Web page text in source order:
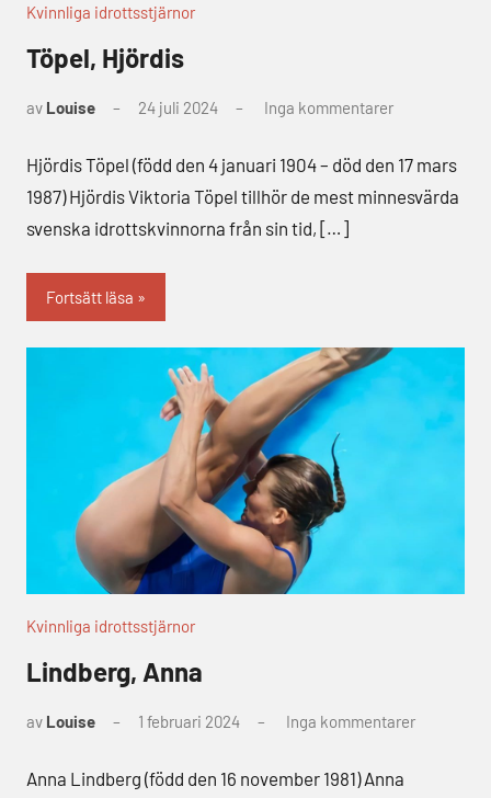
Kvinnliga idrottsstjärnor
Töpel, Hjördis
av Louise 24 juli 2024 Inga kommentarer
Hjördis Töpel (född den 4 januari 1904 – död den 17 mars
1987) Hjördis Viktoria Töpel tillhör de mest minnesvärda
svenska idrottskvinnorna från sin tid, […]
Fortsätt läsa
Kvinnliga idrottsstjärnor
Lindberg, Anna
av Louise 1 februari 2024 Inga kommentarer
Anna Lindberg (född den 16 november 1981) Anna